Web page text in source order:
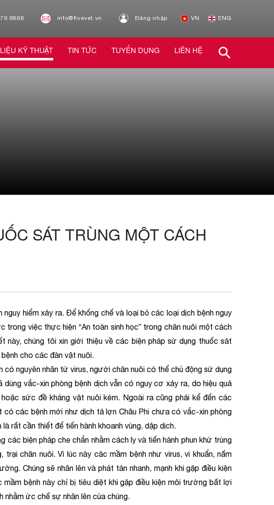
6868 info@fivevet.vn Đăng nhập VN ENG
KỸ THUẬT TIN TỨC TUYỂN DỤNG LIÊN HỆ
SÁT TRÙNG MỘT CÁCH
hiểm xảy ra. Để khống chế và loại bỏ các loại dịch bệnh nguy
trong việc thực hiện “An toàn sinh học” trong chăn nuôi một cách
này, chúng tôi xin giới thiệu về các biện pháp sử dụng thuốc sát
cho các đàn vật nuôi.
nhân từ virus, người chăn nuôi có thể chủ động sử dụng
vắc-xin phòng bệnh dịch vẫn có nguy cơ xảy ra, do hiệu quả
sức đề kháng vật nuôi kém. Ngoài ra cũng phải kể đến các
các bệnh mới như dịch tả lợn Châu Phi chưa có vắc-xin phòng
rất cần thiết để tiến hành khoanh vùng, dập dịch.
biện pháp che chắn nhằm cách ly và tiến hành phun khử trùng
chăn nuôi. Vì lúc này các mầm bệnh như virus, vi khuẩn, nấm
Chúng sẽ nhân lên và phát tán nhanh, mạnh khi gặp điều kiện
bệnh này chỉ bị tiêu diệt khi gặp điều kiện môi trường bất lợi
ức chế sự nhân lên của chúng.